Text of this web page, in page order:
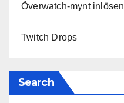
Överwatch-mynt inlösen
Twitch Drops
Search